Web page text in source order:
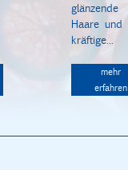
glänzende
Haare und
kräftige...
mehr
erfahren